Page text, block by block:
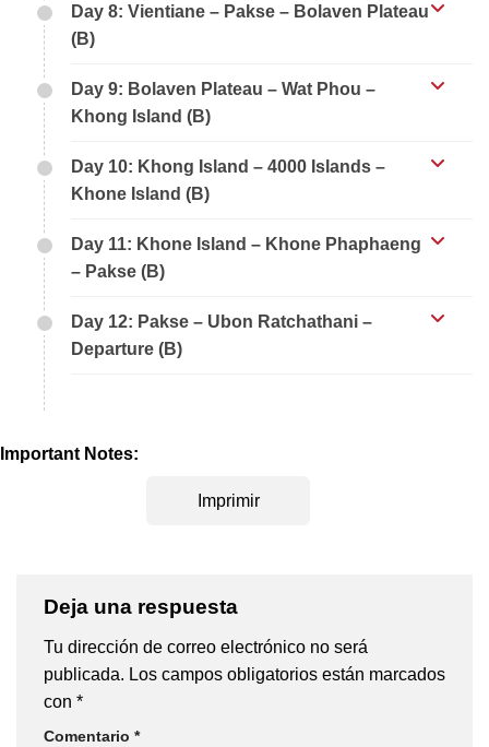
Day 8: Vientiane – Pakse – Bolaven Plateau
(B)
Day 9: Bolaven Plateau – Wat Phou –
Khong Island (B)
Day 10: Khong Island – 4000 Islands –
Khone Island (B)
Day 11: Khone Island – Khone Phaphaeng
– Pakse (B)
Day 12: Pakse – Ubon Ratchathani –
Departure (B)
Important Notes:
Imprimir
Deja una respuesta
Tu dirección de correo electrónico no será
publicada. Los campos obligatorios están marcados
con *
Comentario *